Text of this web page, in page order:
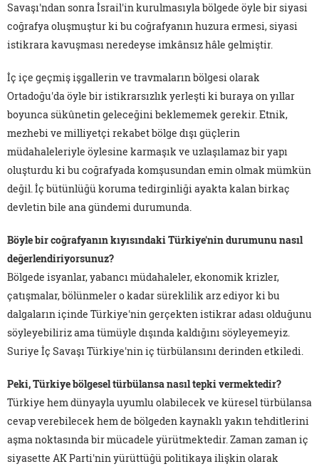
Savaşı'ndan sonra İsrail'in kurulmasıyla bölgede öyle bir siyasi
coğrafya oluşmuştur ki bu coğrafyanın huzura ermesi, siyasi
istikrara kavuşması neredeyse imkânsız hâle gelmiştir.
İç içe geçmiş işgallerin ve travmaların bölgesi olarak
Ortadoğu'da öyle bir istikrarsızlık yerleşti ki buraya on yıllar
boyunca sükûnetin geleceğini beklememek gerekir. Etnik,
mezhebi ve milliyetçi rekabet bölge dışı güçlerin
müdahaleleriyle öylesine karmaşık ve uzlaşılamaz bir yapı
oluşturdu ki bu coğrafyada komşusundan emin olmak mümkün
değil. İç bütünlüğü koruma tedirginliği ayakta kalan birkaç
devletin bile ana gündemi durumunda.
Böyle bir coğrafyanın kıyısındaki Türkiye'nin durumunu nasıl
değerlendiriyorsunuz?
Bölgede isyanlar, yabancı müdahaleler, ekonomik krizler,
çatışmalar, bölünmeler o kadar süreklilik arz ediyor ki bu
dalgaların içinde Türkiye'nin gerçekten istikrar adası olduğunu
söyleyebiliriz ama tümüyle dışında kaldığını söyleyemeyiz.
Suriye İç Savaşı Türkiye'nin iç türbülansını derinden etkiledi.
Peki, Türkiye bölgesel türbülansa nasıl tepki vermektedir?
Türkiye hem dünyayla uyumlu olabilecek ve küresel türbülansa
cevap verebilecek hem de bölgeden kaynaklı yakın tehditlerini
aşma noktasında bir mücadele yürütmektedir. Zaman zaman iç
siyasette AK Parti'nin yürüttüğü politikaya ilişkin olarak